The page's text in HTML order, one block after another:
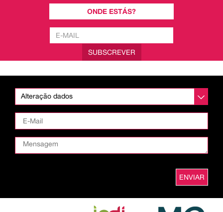
ONDE ESTÁS?
SUBSCREVER
Alteração dados
ENVIAR